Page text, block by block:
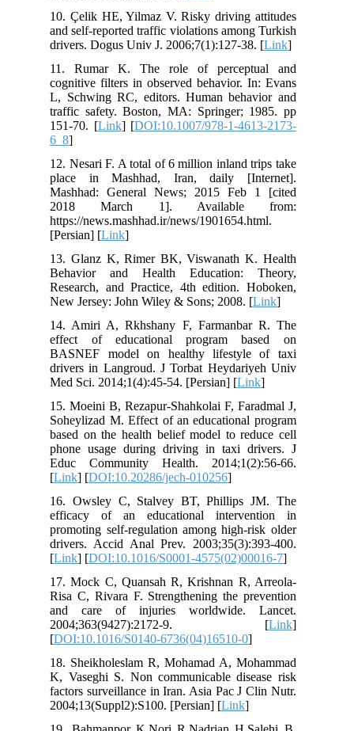
10. Çelik HE, Yilmaz V. Risky driving attitudes
and self-reported traffic violations among Turkish
drivers. Dogus Univ J. 2006;7(1):127-38. [Link
11. Rumar K. The role of perceptual and
cognitive filters in observed behavior. In: Evans
L, Schwing RC, editors. Human behavior and
traffic safety. Boston, MA: Springer; 1985. pp
151-70. [Link ] [DOI:10.1007/978-1-4613-2173-
6_8
12. Nesari F. A total of 6 million inland trips take
place in Mashhad, Iran, daily [Internet].
Mashhad: General News; 2015 Feb 1 [cited
2018 March 1]. Available from:
https://news.mashhad.ir/news/1901654.html.
[Persian] [Link
13. Glanz K, Rimer BK, Viswanath K. Health
Behavior and Health Education: Theory,
Research, and Practice, 4th edition. Hoboken,
New Jersey: John Wiley & Sons; 2008. [Link
14. Amiri A, Rkhshany F, Farmanbar R. The
effect of educational program based on
BASNEF model on healthy lifestyle of taxi
drivers in Langroud. J Torbat Heydariyeh Univ
Med Sci. 2014;1(4):45-54. [Persian] [Link
15. Moeini B, Rezapur-Shahkolai F, Faradmal J,
Soheylizad M. Effect of an educational program
based on the health belief model to reduce cell
phone usage during driving in taxi drivers. J
Educ Community Health. 2014;1(2):56-66.
[Link] [DOI:10.20286/jech-010256
16. Owsley C, Stalvey BT, Phillips JM. The
efficacy of an educational intervention in
promoting self-regulation among high-risk older
drivers. Accid Anal Prev. 2003;35(3):393-400.
[Link] [DOI:10.1016/S0001-4575(02)00016-7
17. Mock C, Quansah R, Krishnan R, Arreola-
Risa C, Rivara F. Strengthening the prevention
and care of injuries worldwide. Lancet.
2004;363(9427):2172-9. [Link
[DOI:10.1016/S0140-6736(04)16510-0
18. Sheikholeslam R, Mohamad A, Mohammad
K, Vaseghi S. Non communicable disease risk
factors surveillance in Iran. Asia Pac J Clin Nutr.
2004;13(Suppl2):S100. [Persian] [Link